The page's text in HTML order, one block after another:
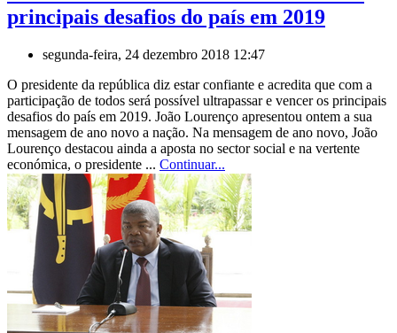
principais desafios do país em 2019
segunda-feira, 24 dezembro 2018 12:47
O presidente da república diz estar confiante e acredita que com a
participação de todos será possível ultrapassar e vencer os principais
desafios do país em 2019. João Lourenço apresentou ontem a sua
mensagem de ano novo a nação. Na mensagem de ano novo, João
Lourenço destacou ainda a aposta no sector social e na vertente
económica, o presidente ... Continuar...